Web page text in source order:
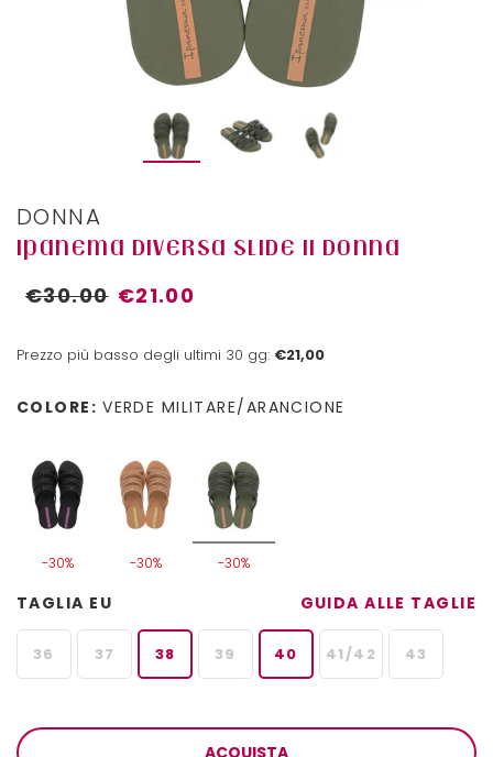
DONNA
IPANEMA DIVERSA SLIDE II DONNA
€30.00 €21.00
Prezzo più basso degli ultimi 30 gg: €21,00
COLORE: VERDE MILITARE/ARANCIONE
-30% -30% -30%
TAGLIA EU GUIDA ALLE TAGLIE
36 37 38 39 40 41/42 43